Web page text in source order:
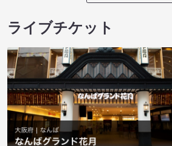
ライブチケット